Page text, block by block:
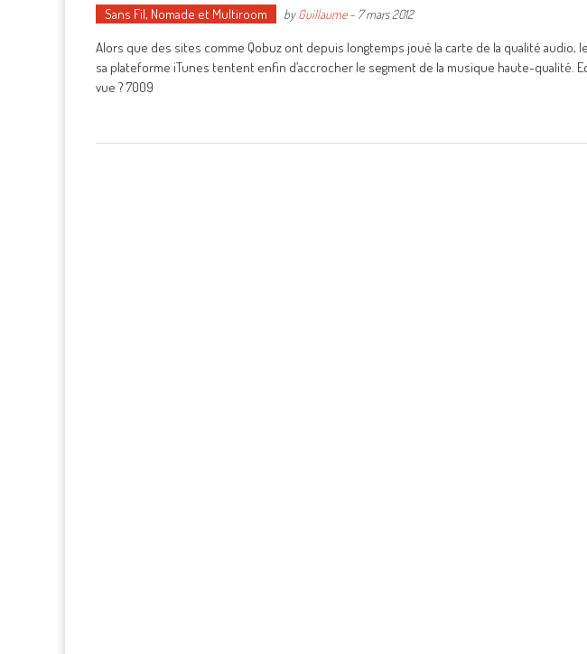
Sans Fil, Nomade et Multiroom byGuillaume- 7 mars 2012
Alors que des sites comme Qobuz ont depuis longtemps joué la carte de la qualité audio,
sa plateforme iTunes tentent enfin d’accrocher le segment de la musique haute-qualité.
vue ? 7009